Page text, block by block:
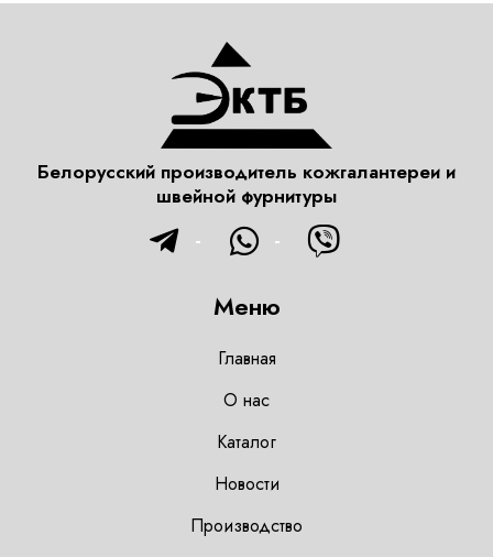
Белорусский производитель кожгалантереи и
швейной фурнитуры
Меню
Главная
О нас
Каталог
Новости
Производство